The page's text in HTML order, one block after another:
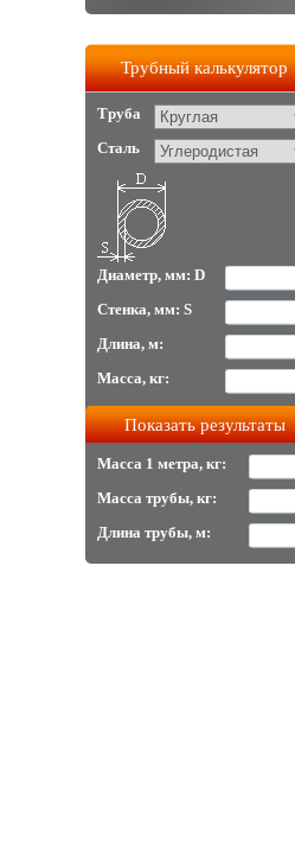
Трубный калькулятор
Труба
Сталь
Диаметр, мм: D
Стенка, мм: S
Длина, м:
Масса, кг:
Масса 1 метра, кг:
Масса трубы, кг:
Длина трубы, м: